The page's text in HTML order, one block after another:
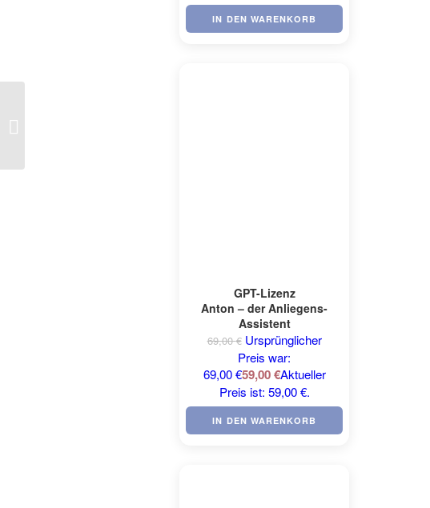
IN DEN WARENKORB
GPT-Lizenz
Anton – der Anliegens-
Assistent
69,00€ Ursprünglicher
Preis war:
69,00 €59,00€Aktueller
Preis ist: 59,00 €.
IN DEN WARENKORB